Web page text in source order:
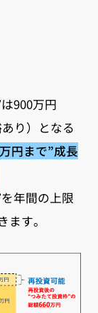
900万円
り）となる
円まで”成長
年間の上限
す。